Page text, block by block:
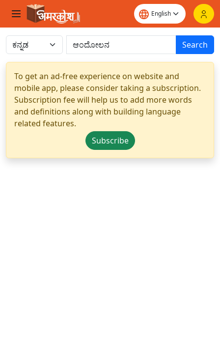
Search
To get an ad-free experience on website and
mobile app, please consider taking a subscription.
Subscription fee will help us to add more words
and definitions along with building language
related features.
Subscribe